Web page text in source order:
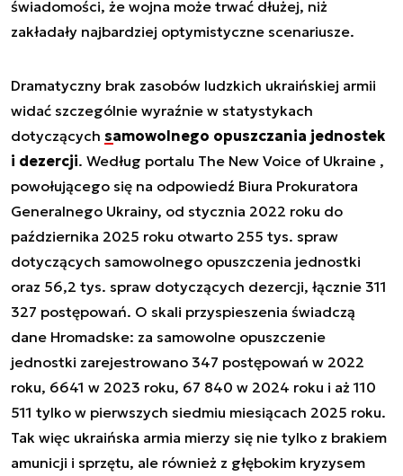
świadomości, że wojna może trwać dłużej, niż
zakładały najbardziej optymistyczne scenariusze.
Dramatyczny brak zasobów ludzkich ukraińskiej armii
widać szczególnie wyraźnie w statystykach
dotyczących samowolnego opuszczania jednostek
i dezercji. Według portalu The New Voice of Ukraine ,
powołującego się na odpowiedź Biura Prokuratora
Generalnego Ukrainy, od stycznia 2022 roku do
października 2025 roku otwarto 255 tys. spraw
dotyczących samowolnego opuszczenia jednostki
oraz 56,2 tys. spraw dotyczących dezercji, łącznie 311
327 postępowań. O skali przyspieszenia świadczą
dane Hromadske: za samowolne opuszczenie
jednostki zarejestrowano 347 postępowań w 2022
roku, 6641 w 2023 roku, 67 840 w 2024 roku i aż 110
511 tylko w pierwszych siedmiu miesiącach 2025 roku.
Tak więc ukraińska armia mierzy się nie tylko z brakiem
amunicji i sprzętu, ale również z głębokim kryzysem